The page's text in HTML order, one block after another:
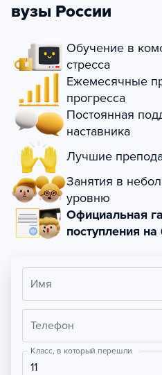
вузы России
Обучение в
стресса
Ежемесячные
прогресса
Постоянная
наставника
Лучшие
Занятия в
уровню
Официальная
поступления
Имя
Телефон
Класс, в который перешли
11